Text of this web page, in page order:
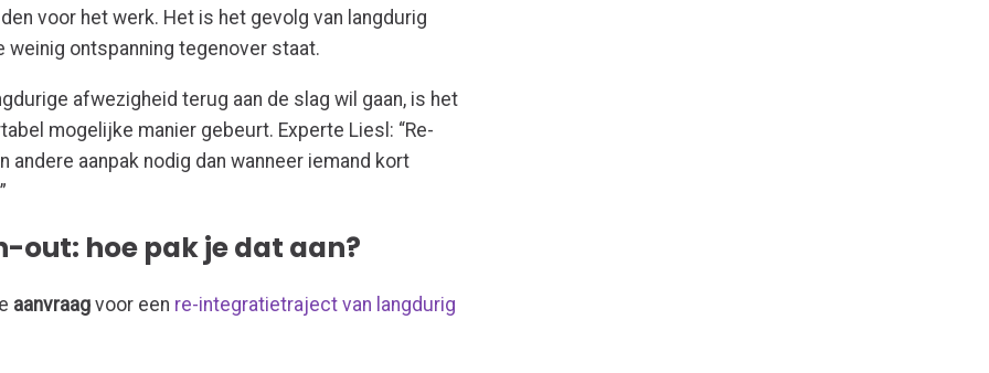
voor het werk. Het is het gevolg van langdurig
ontspanning tegenover staat.
afwezigheid terug aan de slag wil gaan, is het
mogelijke manier gebeurt. Experte Liesl: “Re-
aanpak nodig dan wanneer iemand kort
out: hoe pak je dat aan?
aanvraag voor een re-integratietraject van langdurig